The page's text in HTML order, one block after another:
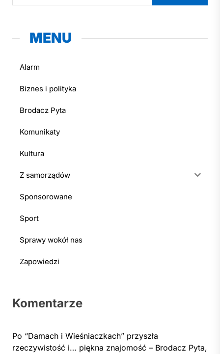
MENU
Alarm
Biznes i polityka
Brodacz Pyta
Komunikaty
Kultura
Z samorządów
Sponsorowane
Sport
Sprawy wokół nas
Zapowiedzi
Komentarze
Po “Damach i Wieśniaczkach” przyszła
rzeczywistość i… piękna znajomość – Brodacz Pyta,